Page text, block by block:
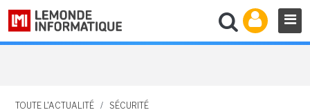
TOUTE L'ACTUALITÉ / SÉCURITÉ